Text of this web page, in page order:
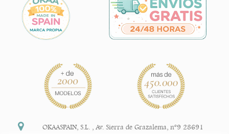
OKAASPAIN, S.L. ,Av. Sierra de Grazalema, nº9 28691